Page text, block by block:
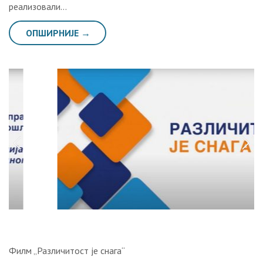
реализовали…
ОПШИРНИЈЕ →
Филм „Различитост је снага“